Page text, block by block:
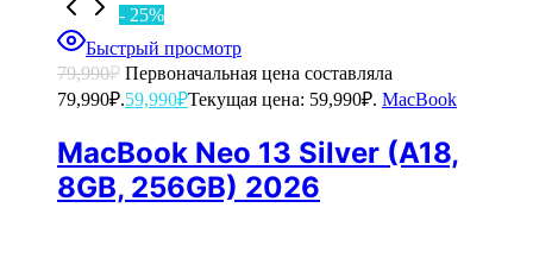
- 25%
Быстрый просмотр
79,990₽ Первоначальная цена составляла
79,990₽.59,990₽Текущая цена: 59,990₽. MacBook
MacBook Neo 13 Silver (A18,
8GB, 256GB) 2026